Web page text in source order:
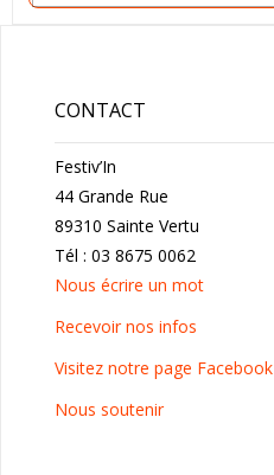
CONTACT
Festiv’In
44 Grande Rue
89310 Sainte Vertu
Tél : 03 8675 0062
Nous écrire un mot
Recevoir nos infos
Visitez notre page Facebook
Nous soutenir